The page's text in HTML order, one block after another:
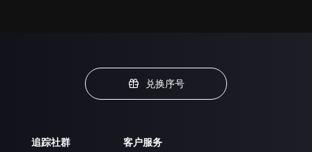
兑换序号
追踪社群 客户服务